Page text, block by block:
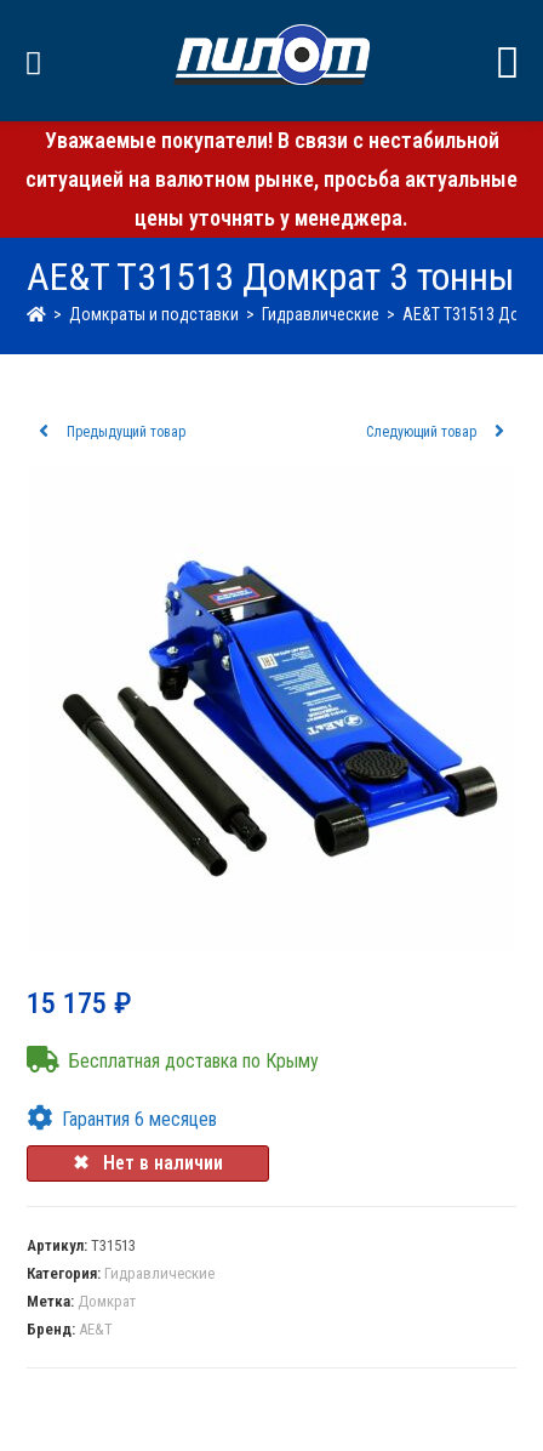
Уважаемые покупатели! В связи с нестабильной
ситуацией на валютном рынке, просьба актуальные
цены уточнять у менеджера.
AE&T T31513 Домкрат 3 тонны
> Домкраты и подставки > Гидравлические > AE&T T31513
Предыдущий товар Следующий товар
15 175₽
Бесплатная доставка по Крыму
Гарантия 6 месяцев
✖⠀Нет в наличии
Артикул:T31513
Категория: Гидравлические
Метка: Домкрат
Бренд: AE&T